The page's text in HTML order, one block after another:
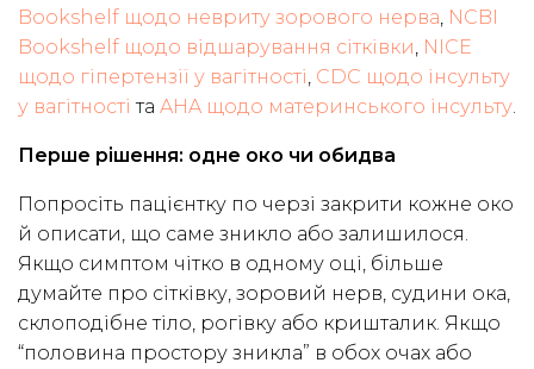
Bookshelf щодо невриту зорового нерва NCBI
Bookshelf щодо відшарування сітківки NICE
щодо гіпертензії у вагітності CDC щодо інсульту
у вагітності та AHA щодо материнського інсульту
Перше рішення: одне око чи обидва
Попросіть пацієнтку по черзі закрити кожне око
й описати, що саме зникло або залишилося.
Якщо симптом чітко в одному оці, більше
думайте про сітківку, зоровий нерв, судини ока,
склоподібне тіло, рогівку або кришталик. Якщо
“половина простору зникла” в обох очах або